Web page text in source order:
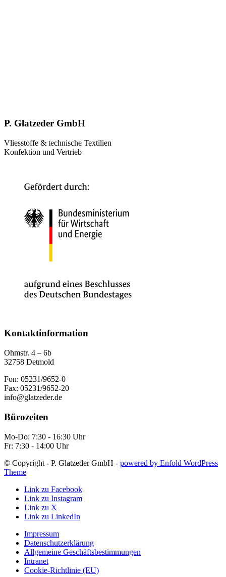
P. Glatzeder GmbH
Vliesstoffe & technische Textilien
Konfektion und Vertrieb
Kontaktinformation
Ohmstr. 4 – 6b
32758 Detmold
Fon: 05231/9652-0
Fax: 05231/9652-20
info@glatzeder.de
Bürozeiten
Mo-Do: 7:30 - 16:30 Uhr
Fr: 7:30 - 14:00 Uhr
© Copyright - P. Glatzeder GmbH - powered by Enfold WordPress
Theme
Link zu Facebook
Link zu Instagram
Link zu X
Link zu LinkedIn
Impressum
Datenschutzerklärung
Allgemeine Geschäftsbestimmungen
Intranet
Cookie-Richtlinie (EU)